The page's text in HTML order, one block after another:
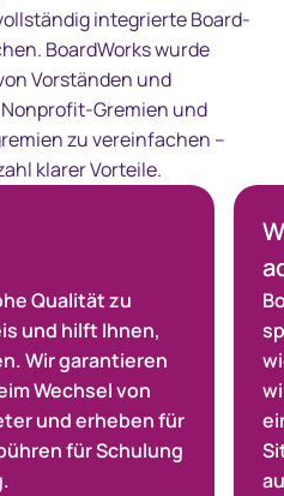
integrierte Board-
BoardWorks wurde
Vorständen und
Gremien und
zu vereinfachen –
klarer Vorteile.
Qualität zu
und hilft Ihnen,
Wir garantieren
Wechsel von
und erheben für
für Schulung